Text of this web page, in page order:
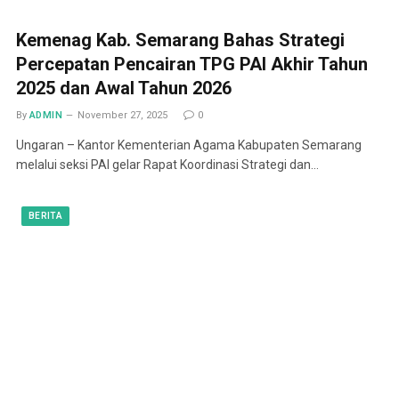
Kemenag Kab. Semarang Bahas Strategi
Percepatan Pencairan TPG PAI Akhir Tahun
2025 dan Awal Tahun 2026
By ADMIN November 27, 2025 0
Ungaran – Kantor Kementerian Agama Kabupaten Semarang
melalui seksi PAI gelar Rapat Koordinasi Strategi dan…
BERITA